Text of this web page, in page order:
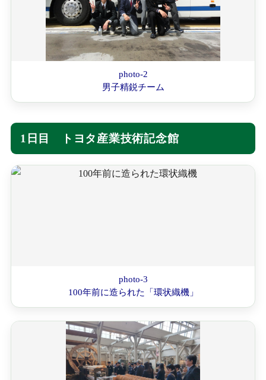
photo-2
男子精鋭チーム
1日目 トヨタ産業技術記念館
photo-3
100年前に造られた「環状織機」